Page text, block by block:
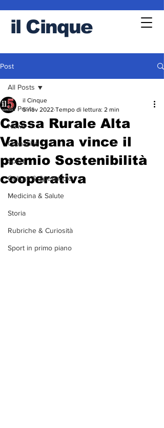
il Cinque
Post
All Posts
News
Cronache
Sport
Cultura & Spettacolo
Medicina & Salute
Storia
Rubriche & Curiosità
Sport in primo piano
All Posts
Cassa Rurale Alta
Valsugana vince il
premio Sostenibilità
cooperativa
il Cinque
5 nov 2022 Tempo di lettura: 2 min